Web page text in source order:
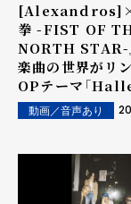
[Alexandros]×
拳 -FIST OF
NORTH STAR-』 作品
楽曲の世界がリ
OPテーマ「
スペシャルMV解
動画／音声あり